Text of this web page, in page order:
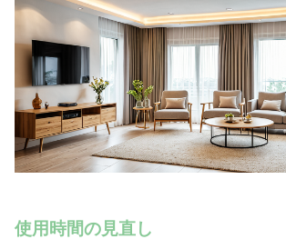
使用時間の見直し